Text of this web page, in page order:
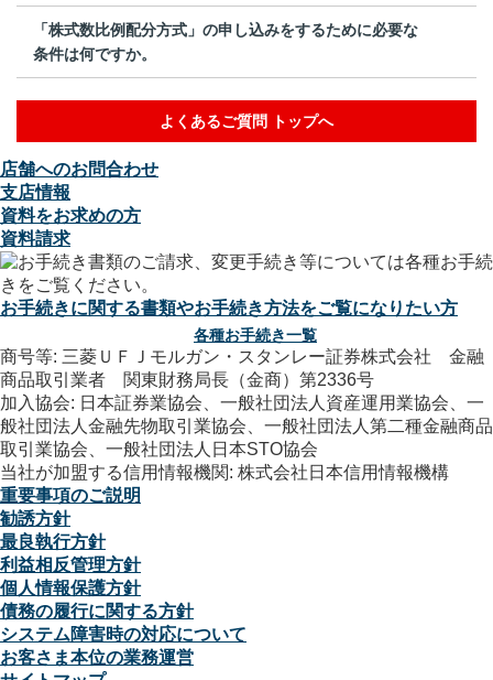
「株式数比例配分方式」の申し込みをするために必要な
条件は何ですか。
よくあるご質問 トップへ
店舗へのお問合わせ
支店情報
資料をお求めの方
資料請求
お手続きに関する書類やお手続き方法をご覧になりたい方
各種お手続き一覧
商号等: 三菱ＵＦＪモルガン・スタンレー証券株式会社 金融
商品取引業者 関東財務局長（金商）第2336号
加入協会: 日本証券業協会、一般社団法人資産運用業協会、一
般社団法人金融先物取引業協会、一般社団法人第二種金融商品
取引業協会、一般社団法人日本STO協会
当社が加盟する信用情報機関: 株式会社日本信用情報機構
重要事項のご説明
勧誘方針
最良執行方針
利益相反管理方針
個人情報保護方針
債務の履行に関する方針
システム障害時の対応について
お客さま本位の業務運営